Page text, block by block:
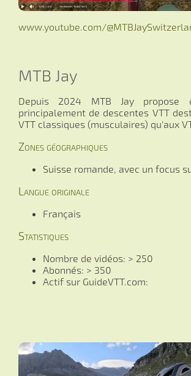
www.youtube.com/
MTB Jay
Depuis 2024 MTB Jay propose
principalement de descentes VTT
VTT classiques (musculaires) qu'aux
Zones géographiques
Suisse romande, avec un focus
Langue originale
Français
Statistiques
Nombre de vidéos: > 250
Abonnés: > 350
Actif sur GuideVTT.com: